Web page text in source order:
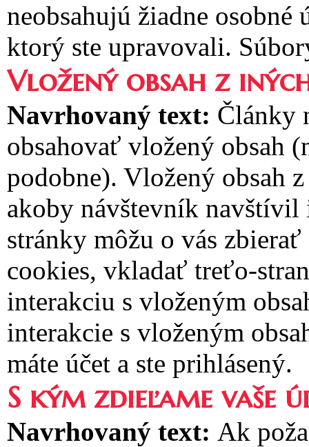
neobsahujú žiadne
ktorý ste upravovali.
Vložený obsah z
Navrhovaný text: Články
obsahovať vložený obsah
podobne). Vložený obsah
akoby návštevník
stránky môžu o vás
cookies, vkladať treťo-
interakciu s vloženým
interakcie s vloženým
máte účet a ste prihlásený.
S kým zdieľame vaše
Navrhovaný text: Ak